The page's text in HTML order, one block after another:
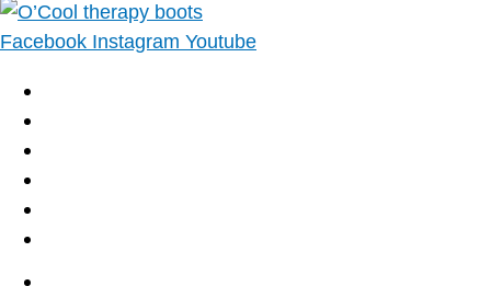
Facebook Instagram Youtube